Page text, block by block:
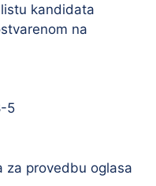
kandidata
na
5
za provedbu oglasa